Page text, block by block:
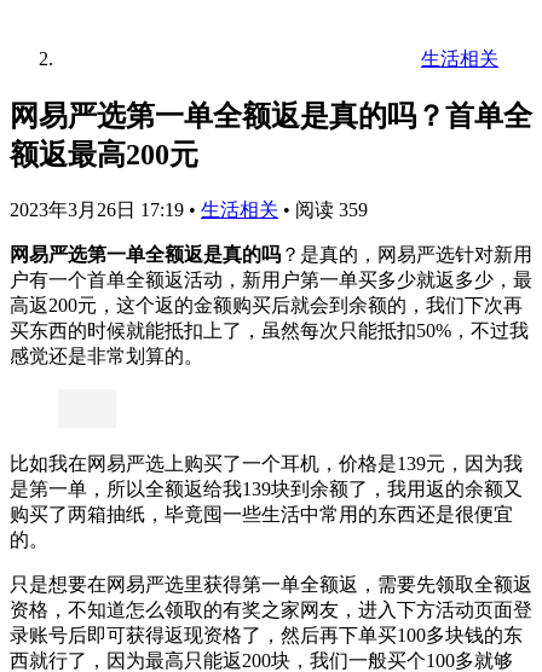
生活相关
网易严选第一单全额返是真的吗？首单全
额返最高200元
2023年3月26日 17:19 • 生活相关 • 阅读 359
网易严选第一单全额返是真的吗 ？是真的，网易严选针对新用
户有一个首单全额返活动，新用户第一单买多少就返多少，最
高返200元，这个返的金额购买后就会到余额的，我们下次再
买东西的时候就能抵扣上了，虽然每次只能抵扣50%，不过我
感觉还是非常划算的。
比如我在网易严选上购买了一个耳机，价格是139元，因为我
是第一单，所以全额返给我139块到余额了，我用返的余额又
购买了两箱抽纸，毕竟囤一些生活中常用的东西还是很便宜
的。
只是想要在网易严选里获得第一单全额返，需要先领取全额返
资格，不知道怎么领取的有奖之家网友，进入下方活动页面登
录账号后即可获得返现资格了，然后再下单买100多块钱的东
西就行了，因为最高只能返200块，我们一般买个100多就够